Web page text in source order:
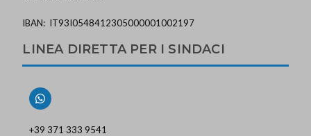
IBAN: IT93I0548412305000001002197
LINEA DIRETTA PER I SINDACI
+39 371 333 9541